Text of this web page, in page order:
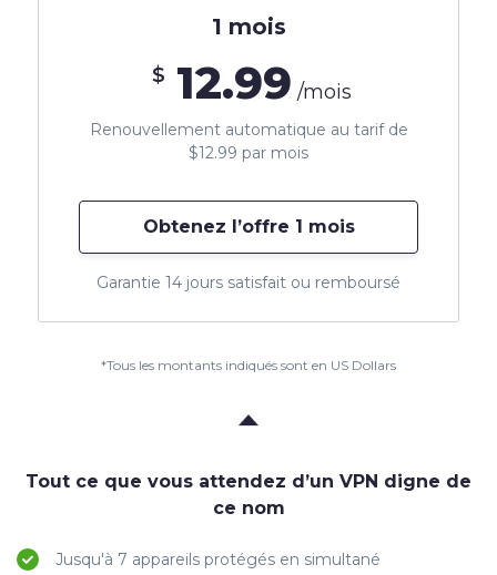
1 mois
$ 12.99 /mois
Renouvellement automatique au tarif de
$12.99 par mois
Obtenez l’offre 1 mois
Garantie 14 jours satisfait ou remboursé
*Tous les montants indiqués sont en US Dollars
Tout ce que vous attendez d’un VPN digne de
ce nom
Jusqu'à 7 appareils protégés en simultané